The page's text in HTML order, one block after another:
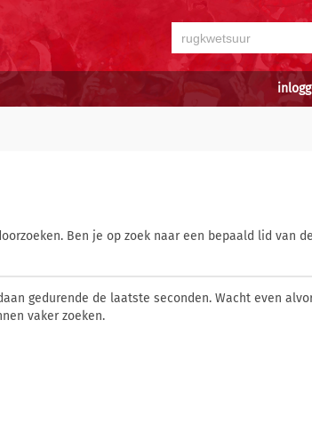
Ben je op zoek naar een bepaald lid van
gedurende de laatste seconden. Wacht even
vaker zoeken.